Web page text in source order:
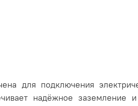
для подключения
надёжное заземление и